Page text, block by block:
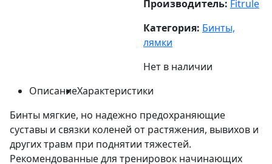
Производитель: Fitrule
Категория: Бинты,
лямки
Нет в наличии
ОписаниеХарактеристики
Бинты мягкие, но надежно предохраняющие
суставы и связки коленей от растяжения, вывихов и
других травм при поднятии тяжестей.
Рекомендованные для тренировок начинающих